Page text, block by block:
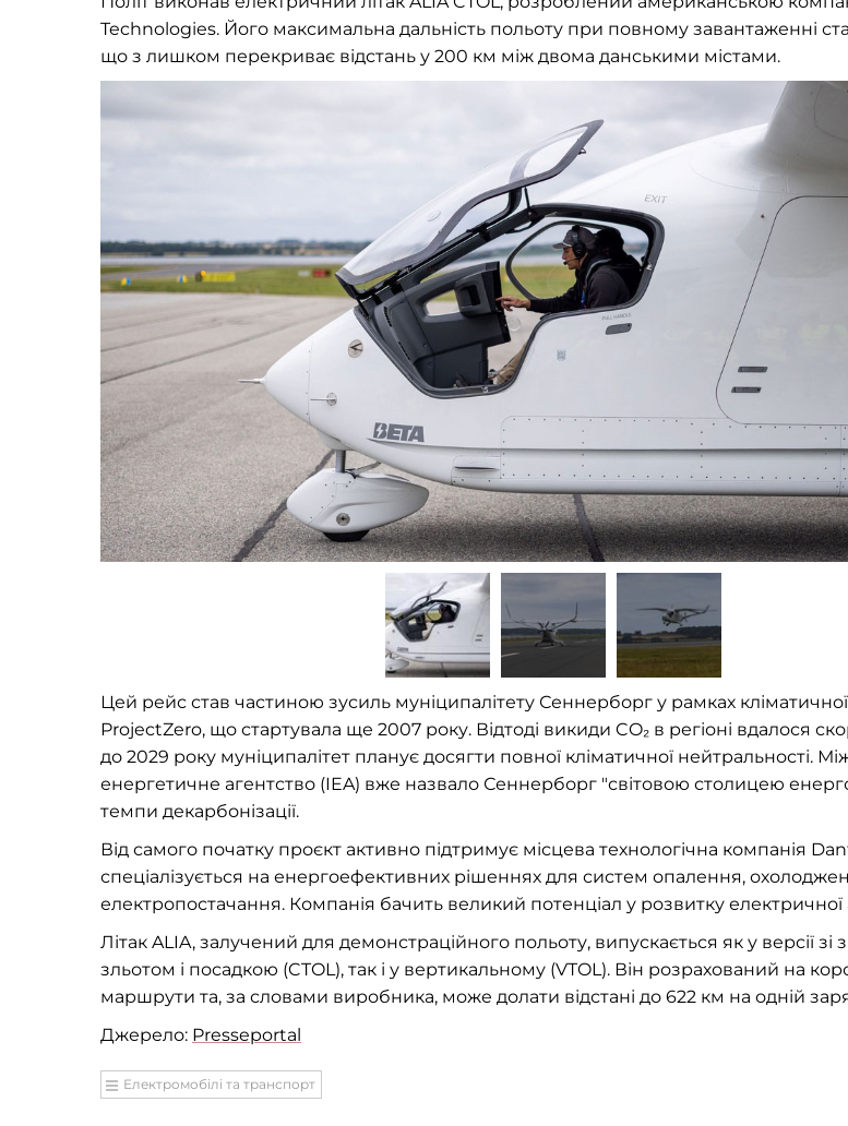
Technologies. Його максимальна дальність польоту при повному завантаженні
що з лишком перекриває відстань у 200 км між двома данськими містами.
Цей рейс став частиною зусиль муніципалітету Сеннерборг у рамках кліматичної
ProjectZero, що стартувала ще 2007 року. Відтоді викиди CO₂ в регіоні вдалося
до 2029 року муніципалітет планує досягти повної кліматичної нейтральності.
енергетичне агентство (IEA) вже назвало Сеннерборг "світовою столицею
темпи декарбонізації.
Від самого початку проєкт активно підтримує місцева технологічна компанія
спеціалізується на енергоефективних рішеннях для систем опалення,
електропостачання. Компанія бачить великий потенціал у розвитку електричної
Літак ALIA, залучений для демонстраційного польоту, випускається як у версії зі
зльотом і посадкою (CTOL), так і у вертикальному (VTOL). Він розрахований на
маршрути та, за словами виробника, може долати відстані до 622 км на одній
Джерело: Presseportal
Електромобілі та транспорт